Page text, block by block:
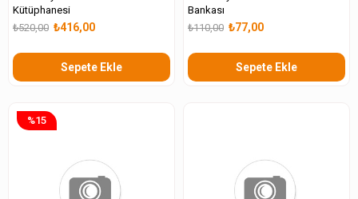
Kütüphanesi
₺416,00
₺520,00
Sepete Ekle
Bankası
₺77,00
₺110,00
Sepete Ekle
%15